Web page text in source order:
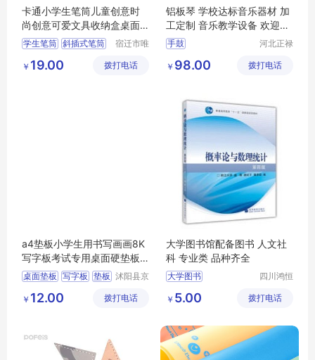
卡通小学生笔筒儿童创意时
尚创意可爱文具收纳盒桌面
办公功能女孩
学生笔筒 斜插式笔筒
宿舍抽屉笔筒
宿迁市唯
有限公司
￥ 19.00 拨打电话
铝板琴 学校达标音乐器材 加
工定制 音乐教学设备 欢迎来
电详询
手鼓
音乐教学设备
河北正禄
制造有限
￥ 98.00 拨打电话
a4垫板小学生用书写画画8K
写字板考试专用桌面硬垫板
作业试卷儿童
桌面垫板 写字板 垫板 沭阳县京
心
￥ 12.00 拨打电话
大学图书馆配备图书 人文社
科 专业类 品种齐全
大学图书
四川大学图书
大学图书定制
四川鸿恒
传播有限
￥ 5.00 拨打电话